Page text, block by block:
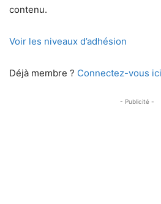
contenu.
Voir les niveaux d’adhésion
Déjà membre ? Connectez-vous ici
- Publicité -